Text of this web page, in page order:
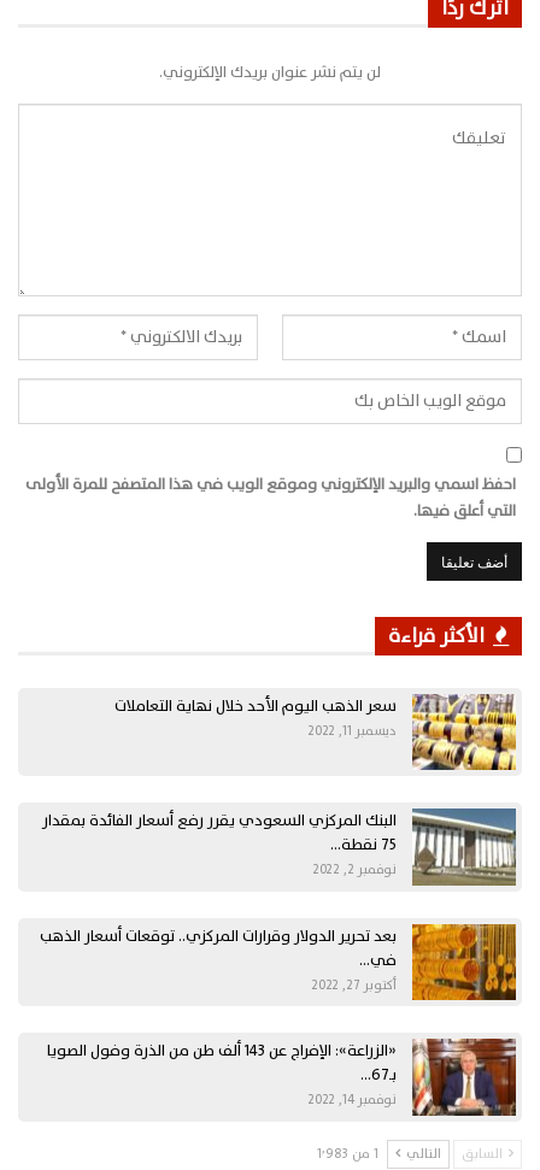
اترك ردًا
لن يتم نشر عنوان بريدك الإلكتروني.
احفظ اسمي والبريد الإلكتروني وموقع الويب في هذا المتصفح للمرة الأولى
التي أعلق فيها.
الأكثر قراءة
سعر الذهب اليوم الأحد خلال نهاية التعاملات
ديسمبر 11, 2022
البنك المركزي السعودي يقرر رفع أسعار الفائدة بمقدار
75 نقطة…
نوفمبر 2, 2022
بعد تحرير الدولار وقرارات المركزي.. توقعات أسعار الذهب
في…
أكتوبر 27, 2022
«الزراعة»: الإفراج عن 143 ألف طن من الذرة وفول الصويا
بـ67…
نوفمبر 14, 2022
السابق التالي 1 من 1٬983